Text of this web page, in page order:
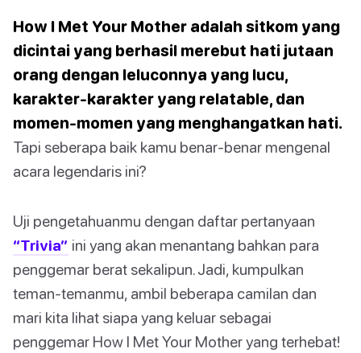
How I Met Your Mother adalah sitkom yang
dicintai yang berhasil merebut hati jutaan
orang dengan leluconnya yang lucu,
karakter-karakter yang relatable, dan
momen-momen yang menghangatkan hati.
Tapi seberapa baik kamu benar-benar mengenal
acara legendaris ini?
Uji pengetahuanmu dengan daftar pertanyaan
“Trivia” ini yang akan menantang bahkan para
penggemar berat sekalipun. Jadi, kumpulkan
teman-temanmu, ambil beberapa camilan dan
mari kita lihat siapa yang keluar sebagai
penggemar How I Met Your Mother yang terhebat!